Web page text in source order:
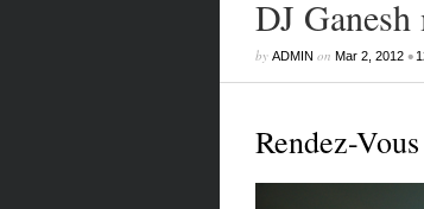
DJ
by ADMIN on Mar 2, 2012•
Rendez-